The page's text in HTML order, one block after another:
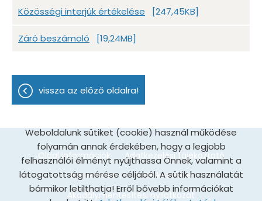
Közösségi interjúk értékelése [247,45KB]
Záró beszámoló [19,24MB]
vissza az előző oldalra!
Oldal információk
Adatkezelési tájékoztató
Impresszum
Sütik kezelése
Akadálymentesítési nyilatkozat
Weboldalunk sütiket (cookie) használ működése
folyamán annak érdekében, hogy a legjobb
felhasználói élményt nyújthassa Önnek, valamint a
látogatottság mérése céljából. A sütik használatát
bármikor letilthatja! Erről bővebb információkat